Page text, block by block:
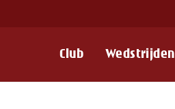
Club Wedstrijden